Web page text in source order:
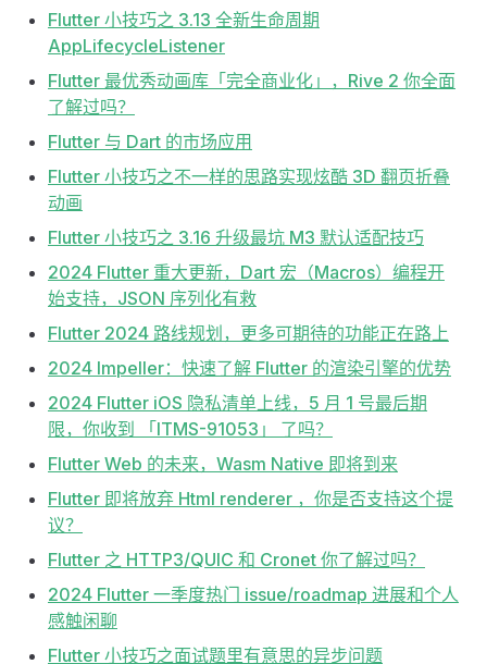
Flutter 小技巧之 3.13 全新生命周期
AppLifecycleListener
Flutter 最优秀动画库「完全商业化」，Rive 2 你全面
了解过吗？
Flutter 与 Dart 的市场应用
Flutter 小技巧之不一样的思路实现炫酷 3D 翻页折叠
动画
Flutter 小技巧之 3.16 升级最坑 M3 默认适配技巧
2024 Flutter 重大更新，Dart 宏（Macros）编程开
始支持，JSON 序列化有救
Flutter 2024 路线规划，更多可期待的功能正在路上
2024 Impeller：快速了解 Flutter 的渲染引擎的优势
2024 Flutter iOS 隐私清单上线，5 月 1 号最后期
限，你收到 「ITMS-91053」 了吗？
Flutter Web 的未来，Wasm Native 即将到来
Flutter 即将放弃 Html renderer ，你是否支持这个提
议？
Flutter 之 HTTP3/QUIC 和 Cronet 你了解过吗？
2024 Flutter 一季度热门 issue/roadmap 进展和个人
感触闲聊
Flutter 小技巧之面试题里有意思的异步问题